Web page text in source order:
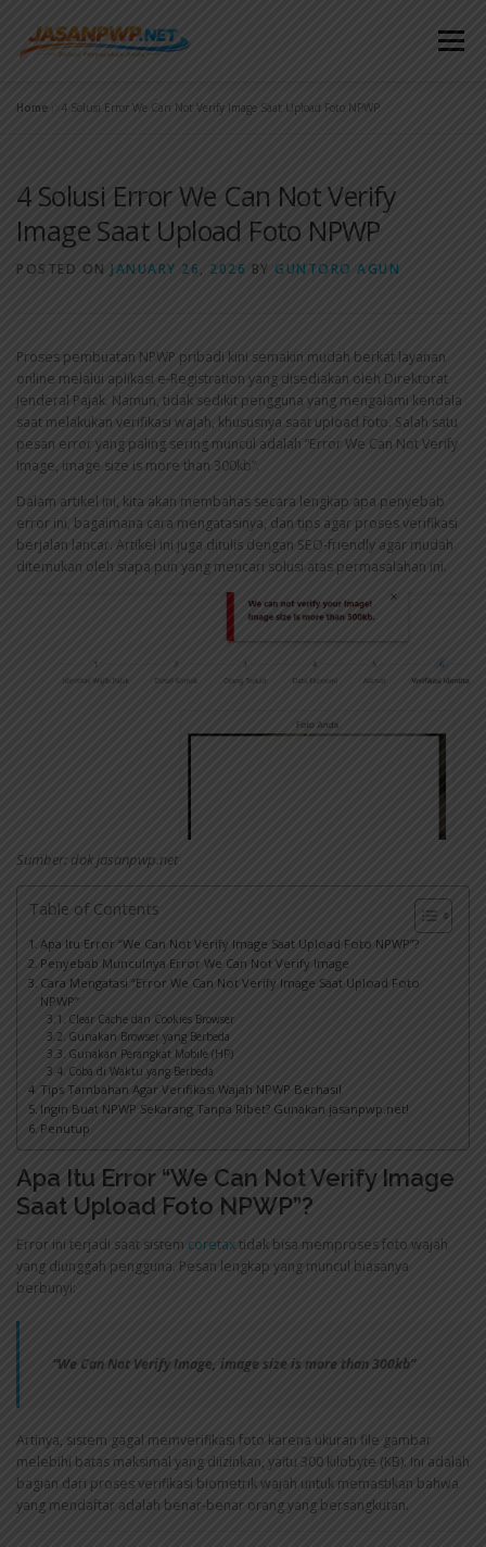
Menu
KONTAK
Home » 4 Solusi Error We Can Not Verify Image Saat Upload Foto NPWP
4 Solusi Error We Can Not Verify
Image Saat Upload Foto NPWP
POSTED ON JANUARY 26, 2026 BY GUNTORO AGUN
Proses pembuatan NPWP pribadi kini semakin mudah berkat layanan
online melalui aplikasi e-Registration yang disediakan oleh Direktorat
Jenderal Pajak. Namun, tidak sedikit pengguna yang mengalami kendala
saat melakukan verifikasi wajah, khususnya saat upload foto. Salah satu
pesan error yang paling sering muncul adalah “Error We Can Not Verify
Image, image size is more than 300kb”.
Dalam artikel ini, kita akan membahas secara lengkap apa penyebab
error ini, bagaimana cara mengatasinya, dan tips agar proses verifikasi
berjalan lancar. Artikel ini juga ditulis dengan SEO-friendly agar mudah
ditemukan oleh siapa pun yang mencari solusi atas permasalahan ini.
Sumber: dok jasanpwp.net
Table of Contents
Apa Itu Error “We Can Not Verify Image Saat Upload Foto NPWP”?
Penyebab Munculnya Error We Can Not Verify Image
Cara Mengatasi “Error We Can Not Verify Image Saat Upload Foto
NPWP”
Clear Cache dan Cookies Browser
Gunakan Browser yang Berbeda
Gunakan Perangkat Mobile (HP)
Coba di Waktu yang Berbeda
Tips Tambahan Agar Verifikasi Wajah NPWP Berhasil
Ingin Buat NPWP Sekarang Tanpa Ribet? Gunakan jasanpwp.net!
Penutup
Apa Itu Error “We Can Not Verify Image
Saat Upload Foto NPWP”?
Error ini terjadi saat sistem coretaxtidak bisa memproses foto wajah
yang diunggah pengguna. Pesan lengkap yang muncul biasanya
berbunyi:
“We Can Not Verify Image, image size is more than 300kb”
Artinya, sistem gagal memverifikasi foto karena ukuran file gambar
melebihi batas maksimal yang diizinkan, yaitu 300 kilobyte (KB). Ini adalah
bagian dari proses verifikasi biometrik wajah untuk memastikan bahwa
yang mendaftar adalah benar-benar orang yang bersangkutan.